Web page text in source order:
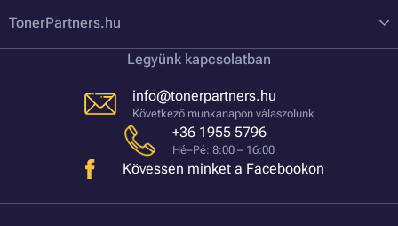
TonerPartners.hu
Legyünk kapcsolatban
info@tonerpartners.hu
Következő munkanapon válaszolunk
+36 1955 5796
Hé–Pé: 8:00 – 16:00
Kövessen minket a Facebookon